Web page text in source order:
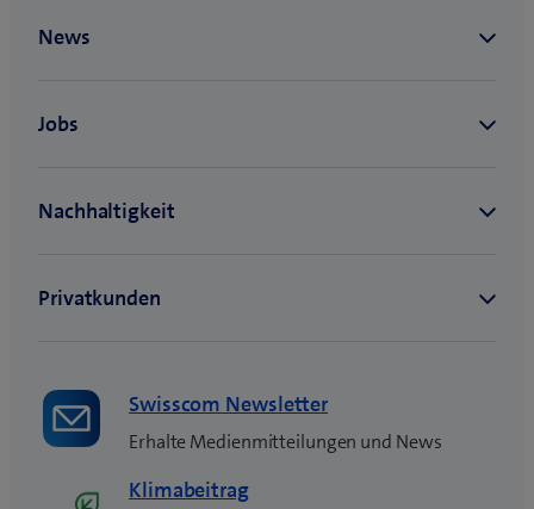
Swisscom Newsletter
Erhalte Medienmitteilungen und News
Klimabeitrag